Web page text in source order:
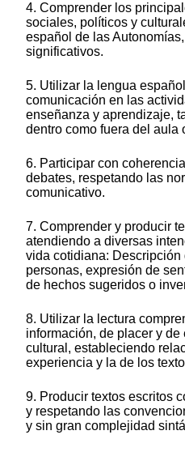
4. Comprender los
sociales, políticos y
español de las
significativos.
5. Utilizar la lengua
comunicación en las
enseñanza y aprendizaje,
dentro como fuera del aula
6. Participar con
debates, respetando las
comunicativo.
7. Comprender y producir
atendiendo a diversas
vida cotidiana: Descripción
personas, expresión de
de hechos sugeridos o
8. Utilizar la lectura
información, de placer y
cultural, estableciendo
experiencia y la de los
9. Producir textos escritos
y respetando las
y sin gran complejidad